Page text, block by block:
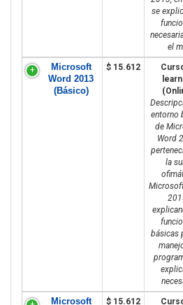
se
el
Microsoft
Word 2013
(Básico)
$ 15.612
entorno
de
Word
la
básicas
Microsoft
$ 15.612